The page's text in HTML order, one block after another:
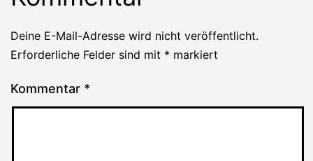
Deine E-Mail-Adresse wird nicht veröffentlicht.
Erforderliche Felder sind mit * markiert
Kommentar *